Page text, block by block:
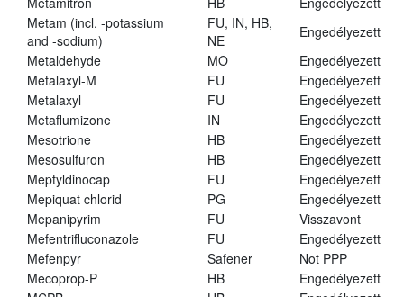
Metam (incl. -potassium
and -sodium)
FU, IN, HB,
NE
Engedélyezett
Metaldehyde
MO
Engedélyezett
Metalaxyl-M
FU
Engedélyezett
Metalaxyl
FU
Engedélyezett
Metaflumizone
IN
Engedélyezett
Mesotrione
HB
Engedélyezett
Mesosulfuron
HB
Engedélyezett
Meptyldinocap
FU
Engedélyezett
Mepiquat chlorid
PG
Engedélyezett
Mepanipyrim
FU
Visszavont
Mefentrifluconazole
FU
Engedélyezett
Mefenpyr
Safener
Not PPP
Mecoprop-P
HB
Engedélyezett